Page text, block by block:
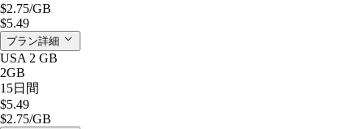
$2.75/GB
$5.49
プラン詳細
USA 2 GB
2GB
15日間
$5.49
$2.75/GB